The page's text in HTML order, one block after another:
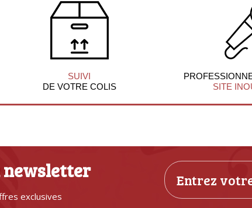
SUIVI
DE VOTRE COLIS
SITE
newsletter
exclusives